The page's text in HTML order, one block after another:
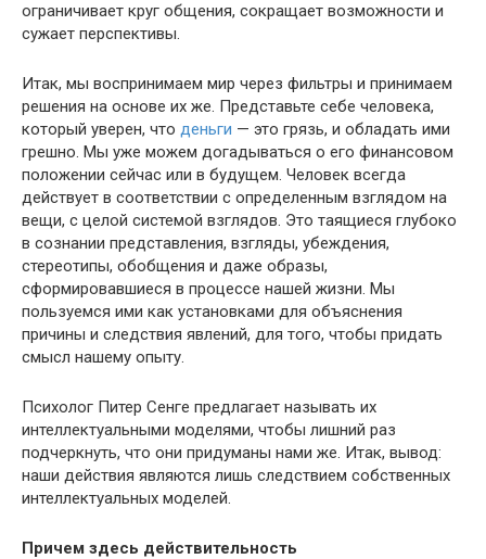
ограничивает круг общения, сокращает возможности и
сужает перспективы.
Итак, мы воспринимаем мир через фильтры и принимаем
решения на основе их же. Представьте себе человека,
который уверен, что деньги — это грязь, и обладать ими
грешно. Мы уже можем догадываться о его финансовом
положении сейчас или в будущем. Человек всегда
действует в соответствии с определенным взглядом на
вещи, с целой системой взглядов. Это таящиеся глубоко
в сознании представления, взгляды, убеждения,
стереотипы, обобщения и даже образы,
сформировавшиеся в процессе нашей жизни. Мы
пользуемся ими как установками для объяснения
причины и следствия явлений, для того, чтобы придать
смысл нашему опыту.
Психолог Питер Сенге предлагает называть их
интеллектуальными моделями, чтобы лишний раз
подчеркнуть, что они придуманы нами же. Итак, вывод:
наши действия являются лишь следствием собственных
интеллектуальных моделей.
Причем здесь действительность